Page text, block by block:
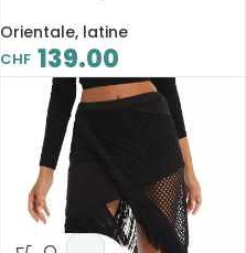
perlé, costume
professionnel
Orientale, latine
CHF 139.00